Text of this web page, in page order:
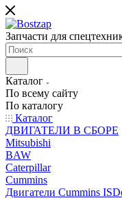
Запчасти для
Каталог
По всему сайту
По каталогу
Каталог
ДВИГАТЕЛИ В СБОРЕ
Mitsubishi
BAW
Caterpillar
Cummins
Двигатели Cummins